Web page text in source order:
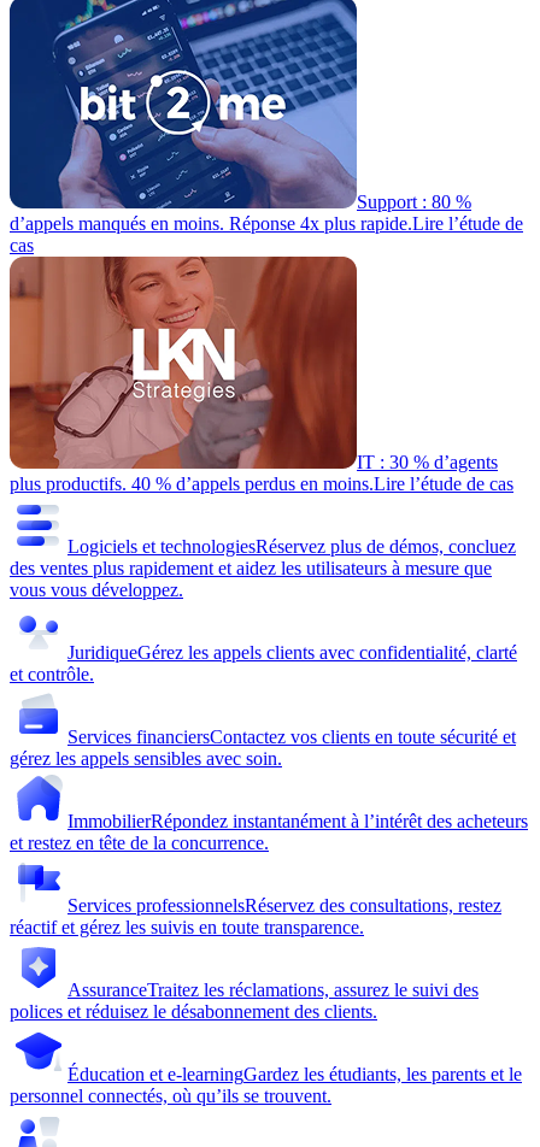
Support : 80 %
d’appels manqués en moins. Réponse 4x plus rapide.Lire l’étude de
cas
IT : 30 % d’agents
plus productifs. 40 % d’appels perdus en moins.Lire l’étude de cas
Logiciels et technologiesRéservez plus de démos, concluez
des ventes plus rapidement et aidez les utilisateurs à mesure que
vous vous développez.
JuridiqueGérez les appels clients avec confidentialité, clarté
et contrôle.
Services financiersContactez vos clients en toute sécurité et
gérez les appels sensibles avec soin.
ImmobilierRépondez instantanément à l’intérêt des acheteurs
et restez en tête de la concurrence.
Services professionnelsRéservez des consultations, restez
réactif et gérez les suivis en toute transparence.
AssuranceTraitez les réclamations, assurez le suivi des
polices et réduisez le désabonnement des clients.
Éducation et e-learningGardez les étudiants, les parents et le
personnel connectés, où qu’ils se trouvent.